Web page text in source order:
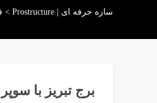
سازه حرفه ای | Prostructure >
برج تبریز با